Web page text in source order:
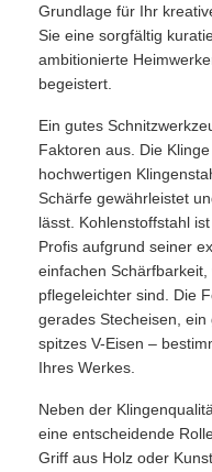
Grundlage für Ihr
Sie eine sorgfältig
ambitionierte
begeistert.
Ein gutes
Faktoren aus. Die
hochwertigen
Schärfe gewährleistet
lässt. Kohlenstoffstahl
Profis aufgrund seiner
einfachen
pflegeleichter sind. Die
gerades Stecheisen,
spitzes V-Eisen –
Ihres Werkes.
Neben der
eine entscheidende
Griff aus Holz oder